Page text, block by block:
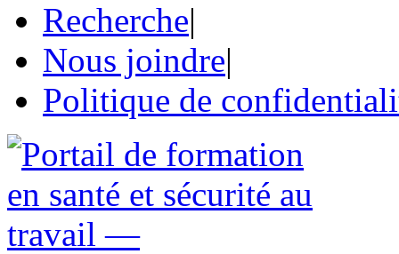
Recherche|
Nous joindre|
Politique de